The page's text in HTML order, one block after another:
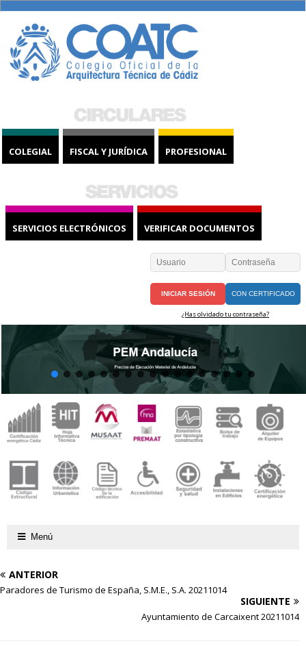
COLEGIAL FISCAL Y JURÍDICA PROFESIONAL
SERVICIOS ELECTRÓNICOS VERIFICAR DOCUMENTOS
CON CERTIFICADO
¿Has olvidado tu contraseña?
Menú
ANTERIOR
Paradores de Turismo de España, S.M.E., S.A. 20211014
SIGUIENTE
Ayuntamiento de Carcaixent 20211014